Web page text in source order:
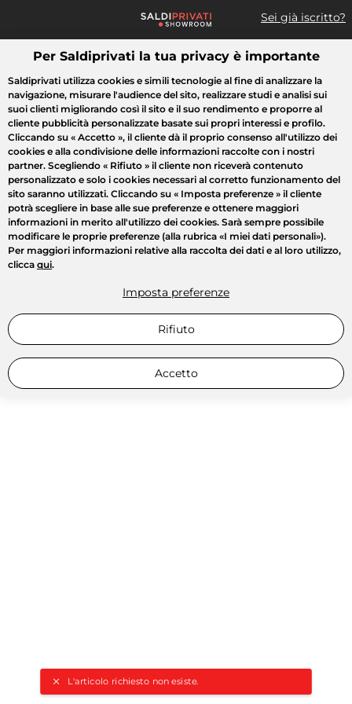
Sei già iscritto?
Cosa cerchi?
L'articolo richiesto non esiste.
Tutte le vendite Moda Casa Bellezza Elettrodomestici
Per Saldiprivati la tua privacy è importante
Saldiprivati utilizza cookies e simili tecnologie al fine di analizzare la
navigazione, misurare l'audience del sito, realizzare studi e analisi sui
suoi clienti migliorando così il sito e il suo rendimento e proporre al
cliente pubblicità personalizzate basate sui propri interessi e profilo.
Cliccando su « Accetto », il cliente dà il proprio consenso all'utilizzo dei
cookies e alla condivisione delle informazioni raccolte con i nostri
partner. Scegliendo « Rifiuto » il cliente non riceverà contenuto
personalizzato e solo i cookies necessari al corretto funzionamento del
sito saranno utilizzati. Cliccando su « Imposta preferenze » il cliente
potrà scegliere in base alle sue preferenze e ottenere maggiori
informazioni in merito all'utilizzo dei cookies. Sarà sempre possibile
modificare le proprie preferenze (alla rubrica «I miei dati personali»).
Per maggiori informazioni relative alla raccolta dei dati e al loro utilizzo,
clicca qui.
Imposta preferenze
Rifiuto
Accetto